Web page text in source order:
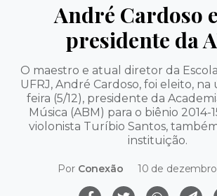
André Cardoso
presidente da
O maestro e atual diretor da
UFRJ, André Cardoso, foi eleito,
feira (5/12), presidente da
Música (ABM) para o biênio 2014-
violonista Turíbio Santos,
instituição.
Por Conexão 10 de